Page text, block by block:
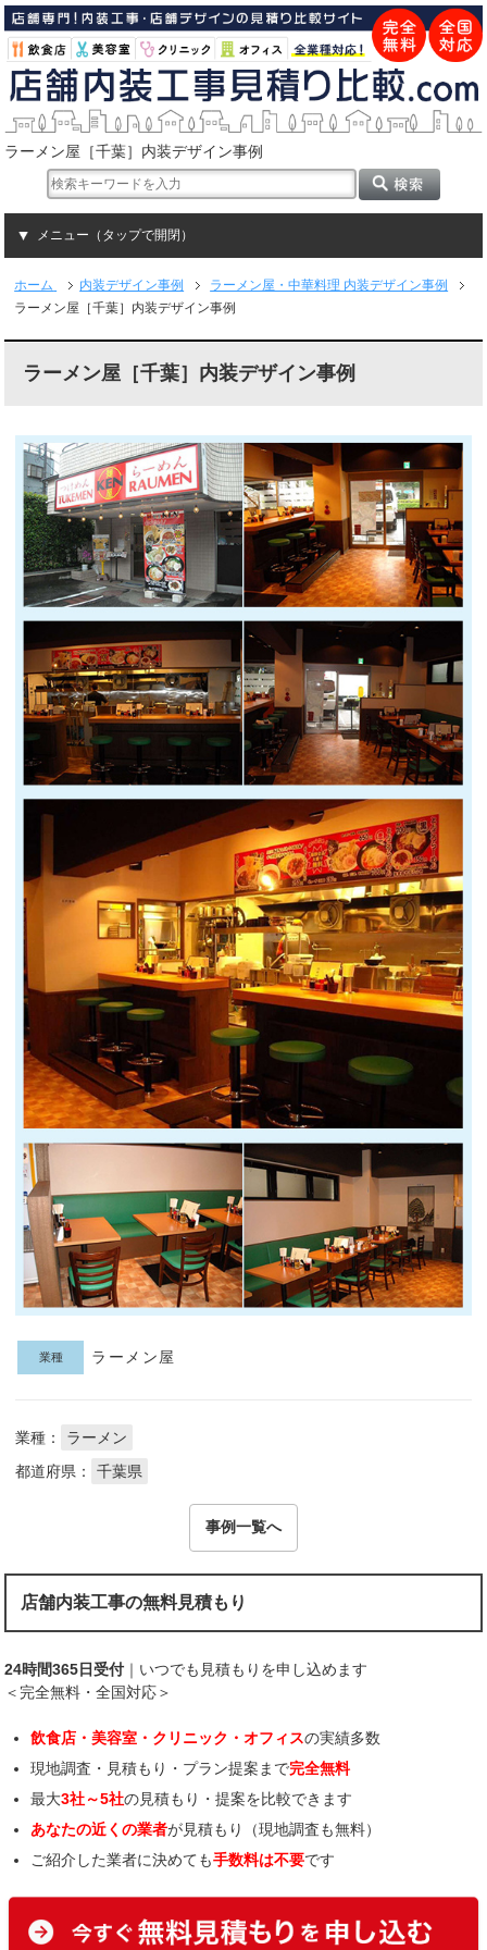
ラーメン屋［千葉］内装デザイン事例
メニュー（タップで開閉）
ホーム 内装デザイン事例
ラーメン屋・中華料理 内装デザイン事例
ラーメン屋［千葉］内装デザイン事例
ラーメン屋［千葉］内装デザイン事例
業種 ラーメン屋
業種：
ラーメン
都道府県：
千葉県
事例一覧へ
店舗内装工事の無料見積もり
24時間365日受付 ｜いつでも見積もりを申し込めます
＜完全無料・全国対応＞
飲食店・美容室・クリニック・オフィスの実績多数
現地調査・見積もり・プラン提案まで完全無料
最大3社～5社の見積もり・提案を比較できます
あなたの近くの業者が見積もり（現地調査も無料）
ご紹介した業者に決めても手数料は不要です